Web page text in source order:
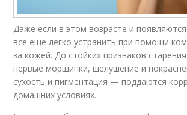
Даже если в этом возрасте и
все еще легко устранить при помощи
за кожей. До стойких признаков
первые морщинки, шелушение и
сухость и пигментация — поддаются
домашних условиях.